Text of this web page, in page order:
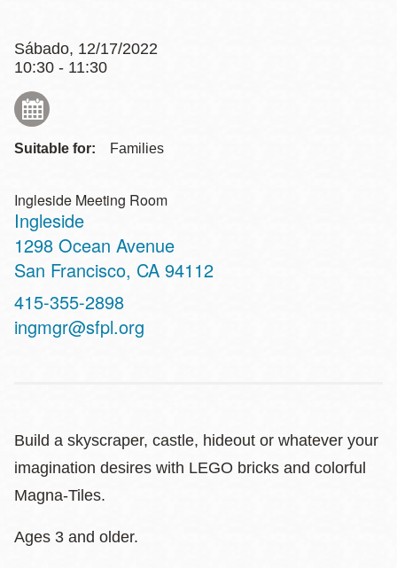
Sábado, 12/17/2022
10:30 - 11:30
Suitable for: Families
Ingleside Meeting Room
Ingleside
Address
1298 Ocean Avenue
San Francisco, CA 94112
Contact
Telephone
415-355-2898
ingmgr@sfpl.org
Build a skyscraper, castle, hideout or whatever your
imagination desires with LEGO bricks and colorful
Magna-Tiles.
Ages 3 and older.